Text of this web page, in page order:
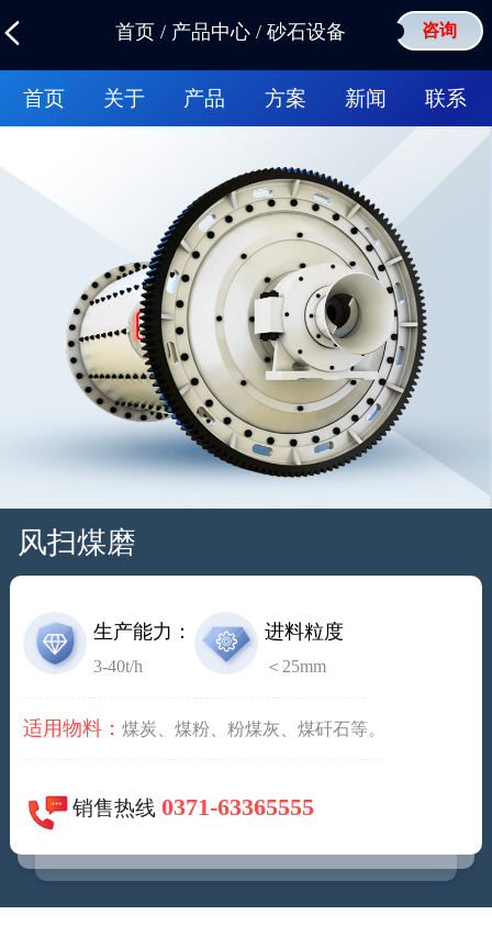
首页 / 产品中心 /砂石设备 咨询
首页 关于 产品 方案 新闻 联系
风扫煤磨
生产能力：
3-40t/h
进料粒度
＜25mm
适用物料：煤炭、煤粉、粉煤灰、煤矸石等。
销售热线 0371-63365555